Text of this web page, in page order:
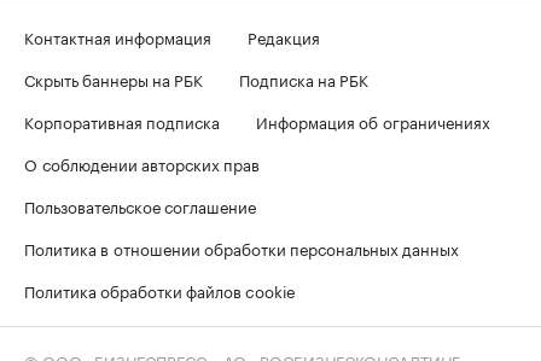
Контактная информация
Редакция
Скрыть баннеры на РБК
Подписка на РБК
Корпоративная подписка
Информация об ограничениях
О соблюдении авторских прав
Пользовательское соглашение
Политика в отношении обработки персональных данных
Политика обработки файлов cookie